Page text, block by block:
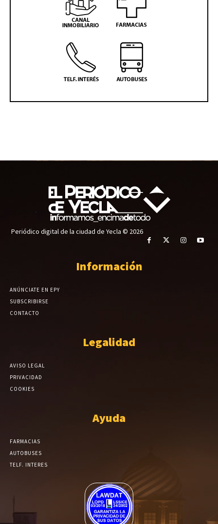
Periódico digital de la ciudad de Yecla © 2026
Información
ANÚNCIATE EN EPY
SUBSCRIBIRSE
CONTACTO
Legalidad
AVISO LEGAL
PRIVACIDAD
COOKIES
Ayuda
FARMACIAS
AUTOBUSES
TELF. INTERES